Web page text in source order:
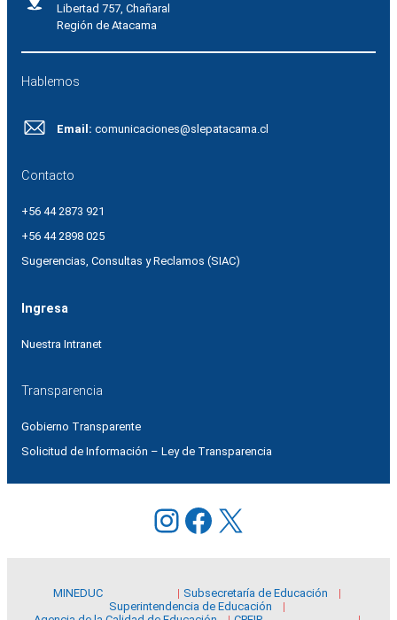
Libertad 757, Chañaral
Región de Atacama
Hablemos
Email: comunicaciones@slepatacama.cl
Contacto
+56 44 2873 921
+56 44 2898 025
Sugerencias, Consultas y Reclamos (SIAC)
Ingresa
Nuestra Intranet
Transparencia
Gobierno Transparente
Solicitud de Información – Ley de Transparencia
Instagram
Facebook
X
MINEDUC
Subsecretaría de Educación
Superintendencia de Educación